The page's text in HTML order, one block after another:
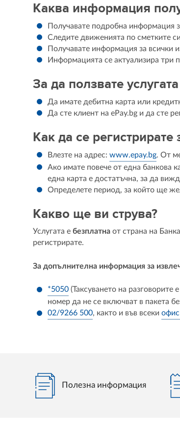
Каква информация
Получавате подробна информация
Следите движенията по сметките
Получавате информация за всички
Информацията се актуализира три
За да ползвате
Да имате дебитна карта или
Да сте клиент на ePay.bg и да сте
Как да се регистрирате
Влезте на адрес:www.epay.bg. От
Aкo имате повече от една банкова
една карта е достатъчна, за да
Определeте период, за който ще
Какво ще ви струва?
Услугата ебезплатна от страна на
регистрирате.
За допълнителна информация за
*5050 (Таксуването на
номер да не се включват в пакета
02/9266 500, както и във всеки
Полезна информация